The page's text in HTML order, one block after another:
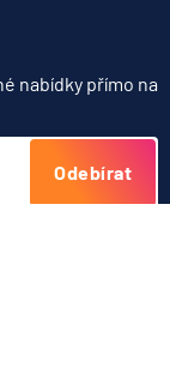
nabídky přímo na
Odebírat